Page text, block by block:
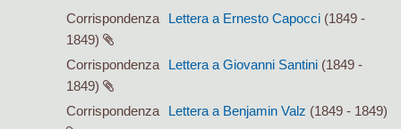
Corrispondenza Lettera a Ernesto Capocci (1849 -
1849)
Corrispondenza
Lettera a Giovanni Santini (1849 -
1849)
Corrispondenza
Lettera a Benjamin Valz (1849 - 1849)